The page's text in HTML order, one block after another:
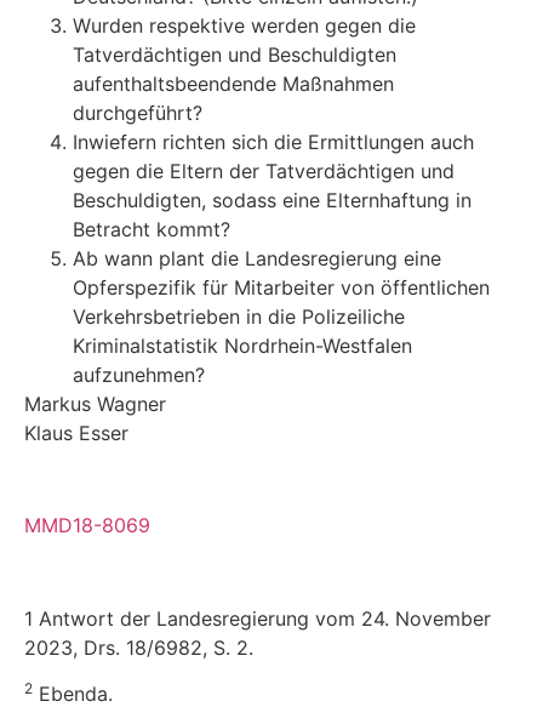
Wurden respektive werden gegen die
Tatverdächtigen und Beschuldigten
aufenthaltsbeendende Maßnahmen
durchgeführt?
Inwiefern richten sich die Ermittlungen auch
gegen die Eltern der Tatverdächtigen und
Beschuldigten, sodass eine Elternhaftung in
Betracht kommt?
Ab wann plant die Landesregierung eine
Opferspezifik für Mitarbeiter von öffentlichen
Verkehrsbetrieben in die Polizeiliche
Kriminalstatistik Nordrhein-Westfalen
aufzunehmen?
Markus Wagner
Klaus Esser
MMD18-8069
1 Antwort der Landesregierung vom 24. November
2023, Drs. 18/6982, S. 2.
2 Ebenda.